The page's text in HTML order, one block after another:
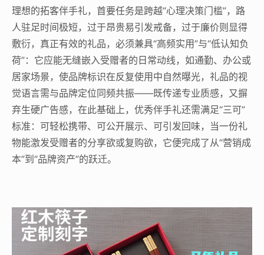
理想的拓客伴手礼，首要任务是跨越“心理决策门槛”，路
人驻足时间极短，过于昂贵易引发戒备，过于廉价则显得
敷衍，真正有效的礼品，必须兼具“高频实用”与“低认知负
荷”：它应能无缝嵌入受赠者的日常动线，如通勤、办公或
居家场景，使品牌标识在反复使用中自然曝光，礼品的视
觉语言需与品牌定位同频共振——既传递专业质感，又摒
弃生硬广告感，在此基础上，优秀伴手礼还需满足“三可”
标准：可轻松携带、可公开展示、可引发回味，当一份礼
物能激发受赠者的分享欲或复购欲，它便完成了从“营销成
本”到“品牌资产”的跃迁。